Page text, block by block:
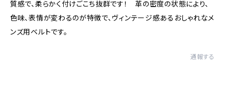
質感で、柔らかく付けごこち抜群です！ 革の密度の状態により、
色味、表情が変わるのが特徴で、ヴィンテージ感あるおしゃれなメ
ンズ用ベルトです。
通報する